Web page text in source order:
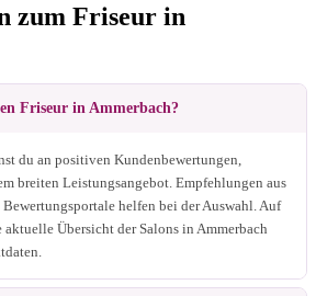
zum Friseur in
Friseur in Ammerbach?
du an positiven Kundenbewertungen,
breiten Leistungsangebot. Empfehlungen aus
helfen bei der Auswahl. Auf
Übersicht der Salons in Ammerbach